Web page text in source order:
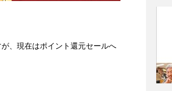
が、現在はポイント還元セールへ